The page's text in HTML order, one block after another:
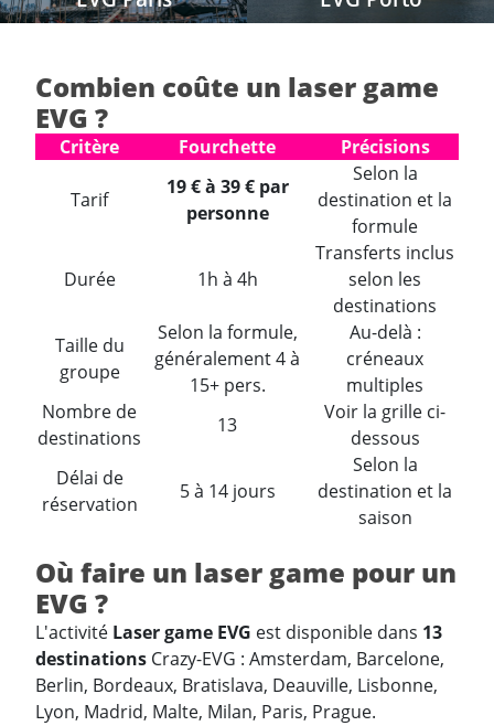
Combien coûte un laser game
EVG ?
Critère Fourchette Précisions
Tarif
19 € à 39 € par
personne
Selon la
destination et la
formule
Durée 1h à 4h
Transferts inclus
selon les
destinations
Taille du
groupe
Selon la formule,
généralement 4 à
15+ pers.
Au-delà :
créneaux
multiples
Nombre de
destinations
13
Voir la grille ci-
dessous
Délai de
réservation
5 à 14 jours
Selon la
destination et la
saison
Où faire un laser game pour un
EVG ?
L'activité Laser game EVG est disponible dans 13
destinations Crazy-EVG : Amsterdam, Barcelone,
Berlin, Bordeaux, Bratislava, Deauville, Lisbonne,
Lyon, Madrid, Malte, Milan, Paris, Prague.